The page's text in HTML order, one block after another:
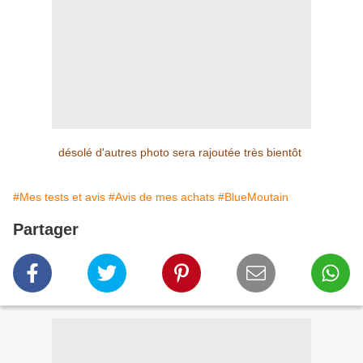
désolé d'autres photo sera rajoutée très bientôt
#Mes tests et avis #Avis de mes achats #BlueMoutain
Partager